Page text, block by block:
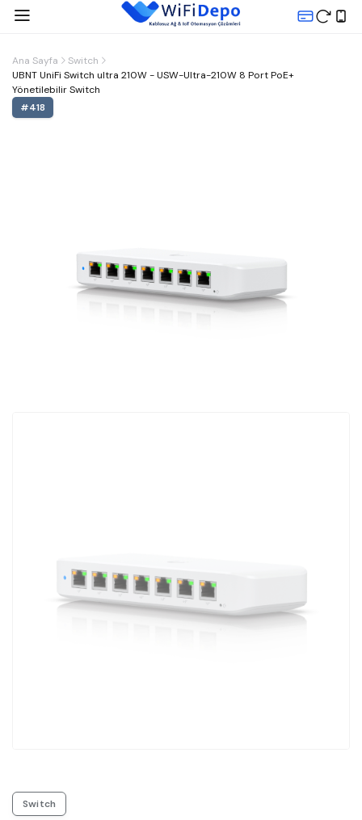
Ana Sayfa
Switch
UBNT UniFi Switch ultra 210W - USW-Ultra-210W 8 Port PoE+
Yönetilebilir Switch
#418
Switch